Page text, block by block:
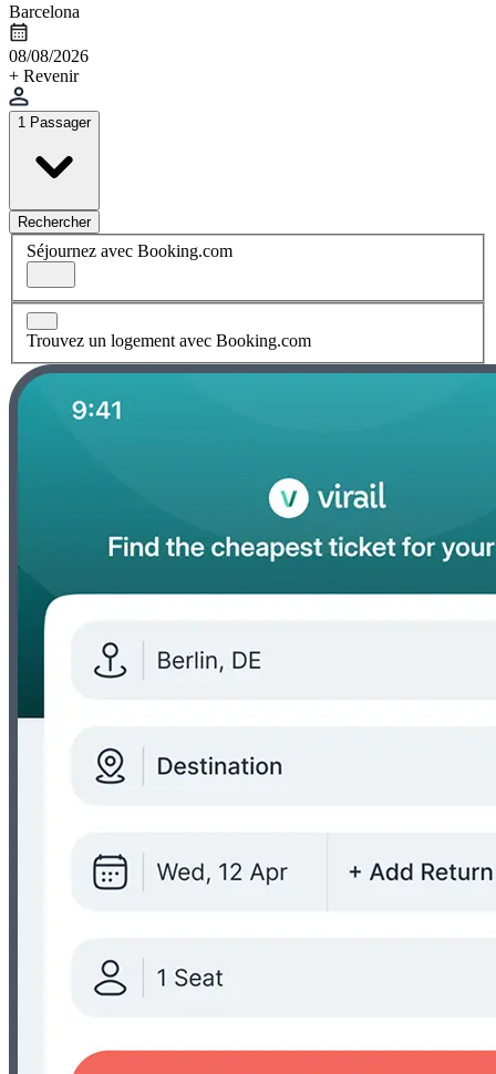
Barcelona
08/08/2026
+ Revenir
1 Passager
Rechercher
Séjournez avec Booking.com
Trouvez un logement avec Booking.com